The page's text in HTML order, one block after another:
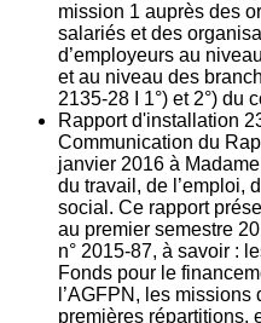
mission 1 auprès des
salariés et des
d’employeurs au
et au niveau des
2135‐28 I 1°) et 2°) du
Rapport d'installation
Communication du
janvier 2016 à
du travail, de l’emploi,
social. Ce rapport
au premier semestre
n° 2015-87, à savoir :
Fonds pour le
l’AGFPN, les
premières répartitions,